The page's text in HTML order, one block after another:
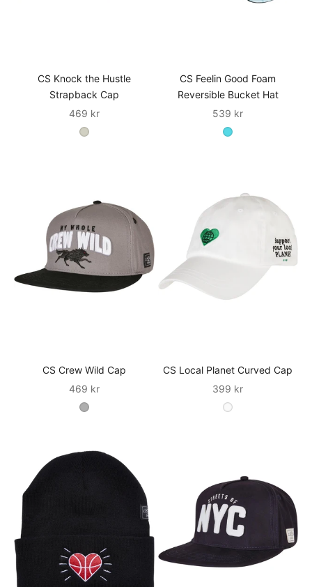
CS Knock the Hustle
Strapback Cap
Sale
469 kr
CS Feelin Good Foam
Reversible Bucket Hat
Sale
539 kr
CS Crew Wild Cap
Sale
469 kr
CS Local Planet Curved Cap
Sale
399 kr